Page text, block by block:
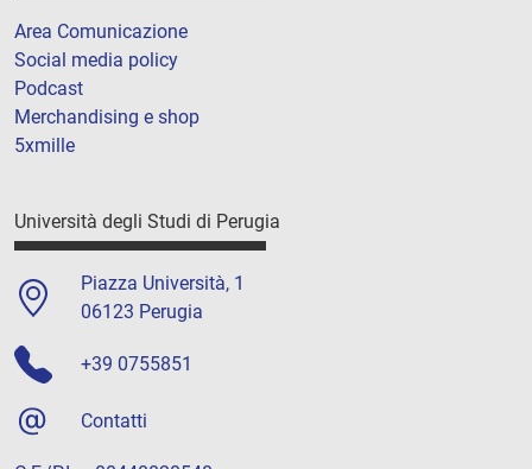
Area Comunicazione
Social media policy
Podcast
Merchandising e shop
5xmille
Università degli Studi di Perugia
Piazza Università, 1
06123 Perugia
+39 0755851
Contatti